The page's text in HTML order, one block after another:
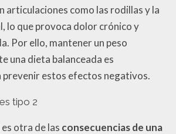
articulaciones como las rodillas y la
lo que provoca dolor crónico y
Por ello, mantener un peso
una dieta balanceada es
estos efectos negativos.
tipo 2
otra de las consecuencias de una